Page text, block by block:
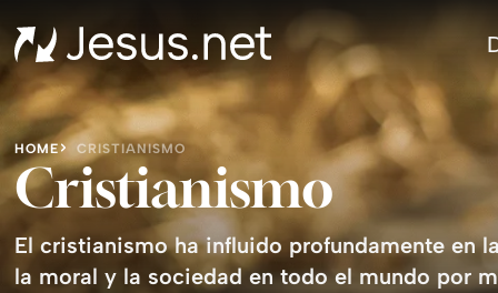
HOME CRISTIANISMO
Cristianismo
El cristianismo ha influido profundamente en
la moral y la sociedad en todo el mundo por